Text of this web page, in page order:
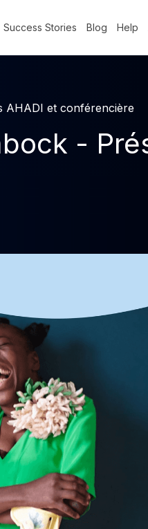
Success Stories Blog Help
AHADI et conférencière
-